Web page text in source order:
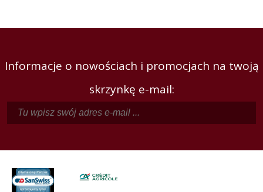
Informacje o nowościach i promocjach na twoją
skrzynkę e-mail: